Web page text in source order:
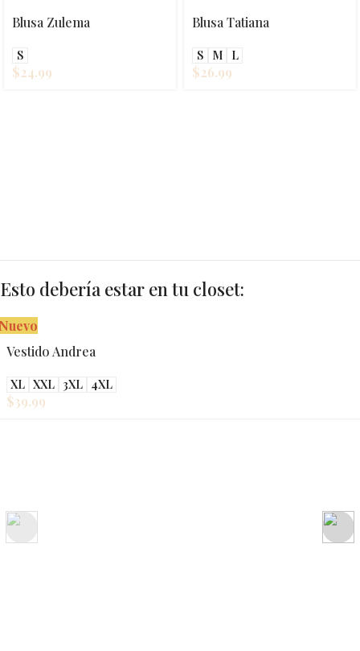
Blusa Zulema
S
$24.99
Blusa Tatiana
S M L
$26.99
Esto debería estar en tu closet:
Vestido Andrea
XL XXL 3XL 4XL
$39.99